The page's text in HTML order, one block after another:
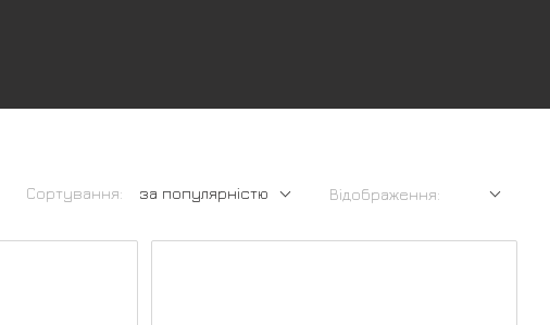
Сортування: за популярністю Відображення: